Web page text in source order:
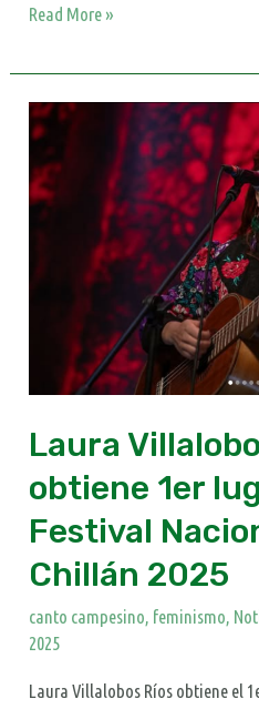
Read More »
Laura
obtiene 1er
Festival
Chillán 2025
canto campesino feminismo
2025
Laura Villalobos Ríos obtiene el
Laura
Villalobos
Ríos
obtiene
Festival
Nacional
de
Chillán
2025